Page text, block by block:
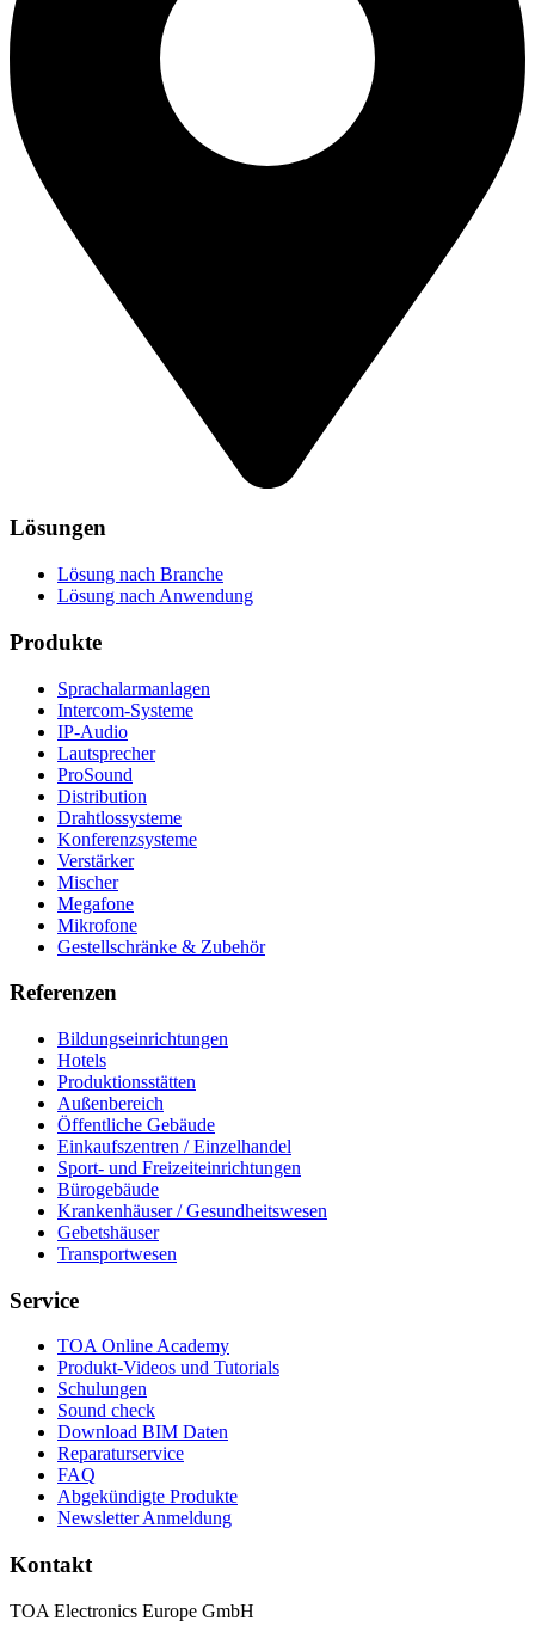
Lösungen
Lösung nach Branche
Lösung nach Anwendung
Produkte
Sprachalarmanlagen
Intercom-Systeme
IP-Audio
Lautsprecher
ProSound
Distribution
Drahtlossysteme
Konferenzsysteme
Verstärker
Mischer
Megafone
Mikrofone
Gestellschränke & Zubehör
Referenzen
Bildungseinrichtungen
Hotels
Produktionsstätten
Außenbereich
Öffentliche Gebäude
Einkaufszentren / Einzelhandel
Sport- und Freizeiteinrichtungen
Bürogebäude
Krankenhäuser / Gesundheitswesen
Gebetshäuser
Transportwesen
Service
TOA Online Academy
Produkt-Videos und Tutorials
Schulungen
Sound check
Download BIM Daten
Reparaturservice
FAQ
Abgekündigte Produkte
Newsletter Anmeldung
Kontakt
TOA Electronics Europe GmbH